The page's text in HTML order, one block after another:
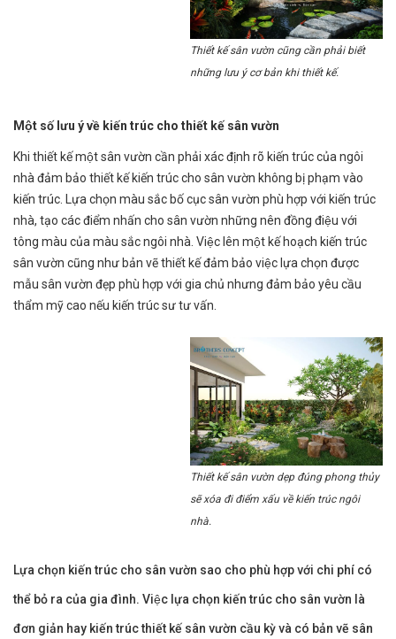
Thiết kế sân vườn cũng cần phải biết
những lưu ý cơ bản khi thiết kế.
Một số lưu ý về kiến trúc cho thiết kế sân vườn
Khi thiết kế một sân vườn cần phải xác định rõ kiến trúc của ngôi
nhà đảm bảo thiết kế kiến trúc cho sân vườn không bị phạm vào
kiến trúc. Lựa chọn màu sắc bố cục sân vườn phù hợp với kiến trúc
nhà, tạo các điểm nhấn cho sân vườn những nên đồng điệu với
tông màu của màu sắc ngôi nhà. Việc lên một kế hoạch kiến trúc
sân vườn cũng như bản vẽ thiết kế đảm bảo việc lựa chọn được
mẫu sân vườn đẹp phù hợp với gia chủ nhưng đảm bảo yêu cầu
thẩm mỹ cao nếu kiến trúc sư tư vấn.
Thiết kế sân vườn dẹp đúng phong thủy
sẽ xóa đi điểm xấu về kiến trúc ngôi
nhà.
Lựa chọn kiến trúc cho sân vườn sao cho phù hợp với chi phí có
thể bỏ ra của gia đình. Việc lựa chọn kiến trúc cho sân vườn là
đơn giản hay kiến trúc thiết kế sân vườn cầu kỳ và có bản vẽ sân